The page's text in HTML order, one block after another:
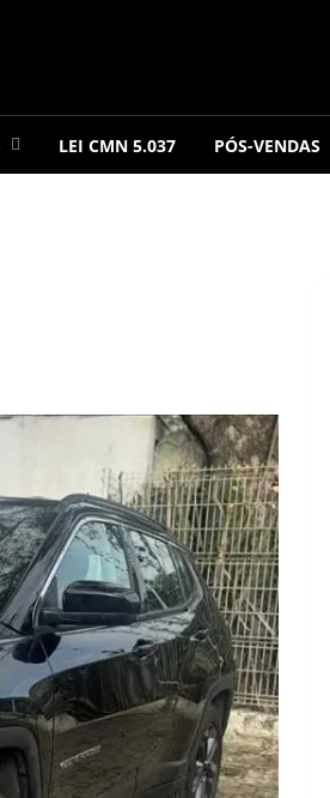
LEI CMN 5.037 PÓS-VENDAS